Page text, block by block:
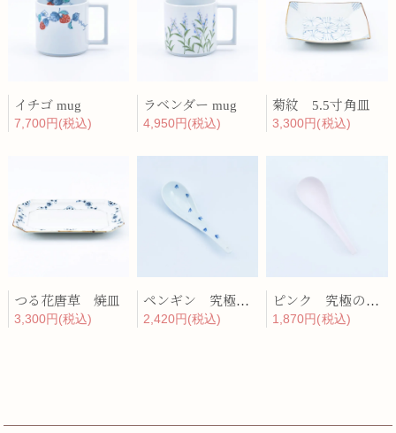
イチゴ mug
7,700円(税込)
ラベンダー mug
4,950円(税込)
菊紋 5.5寸角皿
3,300円(税込)
つる花唐草 焼皿
3,300円(税込)
ペンギン 究極のレンゲ
2,420円(税込)
ピンク 究極のレンゲ
1,870円(税込)